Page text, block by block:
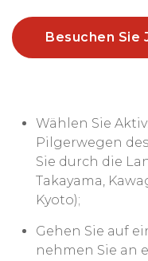
Besuchen Sie
Wählen Sie
Pilgerwegen
Sie durch die
Takayama,
Kyoto);
Gehen Sie auf
nehmen Sie an